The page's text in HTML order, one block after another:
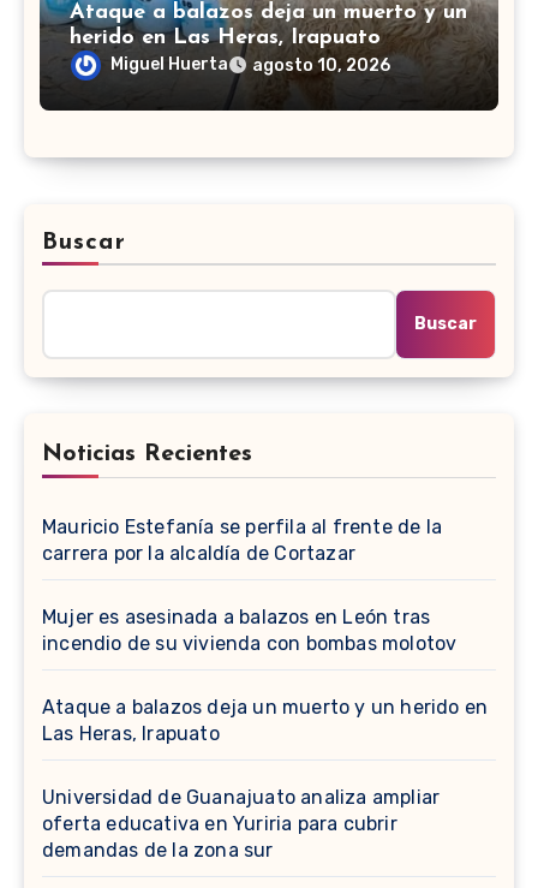
Ataque a balazos deja un muerto y un
herido en Las Heras, Irapuato
Miguel Huerta agosto 10, 2026
Buscar
Buscar
Noticias Recientes
Mauricio Estefanía se perfila al frente de la
carrera por la alcaldía de Cortazar
Mujer es asesinada a balazos en León tras
incendio de su vivienda con bombas molotov
Ataque a balazos deja un muerto y un herido en
Las Heras, Irapuato
Universidad de Guanajuato analiza ampliar
oferta educativa en Yuriria para cubrir
demandas de la zona sur